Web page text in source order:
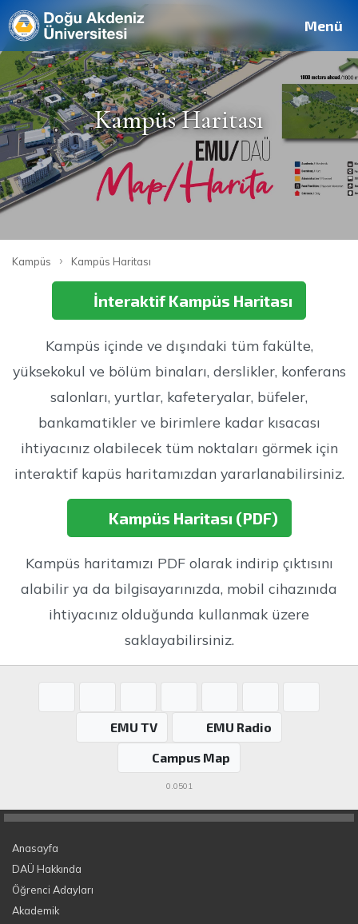
Site Personel
Deutsch Français العربية فارسی Menü
Kampüs Haritası
Kampüs › Kampüs Haritası
İnteraktif Kampüs Haritası
Kampüs içinde ve dışındaki tüm fakülte,
yüksekokul ve bölüm binaları, derslikler, konferans
salonları, yurtlar, kafeteryalar, büfeler,
bankamatikler ve birimlere kadar kısacası
ihtiyacınız olabilecek tüm noktaları görmek için
interaktif kapüs haritamızdan yararlanabilirsiniz.
Kampüs Haritası (PDF)
Kampüs haritamızı PDF olarak indirip çıktısını
alabilir ya da bilgisayarınızda, mobil cihazınıda
ihtiyacınız olduğunda kullanmak üzere
saklayabilirsiniz.
EMU TV
EMU Radio
Campus Map
0.0501
Anasayfa
DAÜ Hakkında
Öğrenci Adayları
Akademik